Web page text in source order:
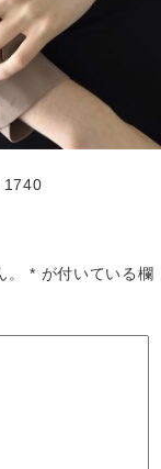
1740
* が付いている欄